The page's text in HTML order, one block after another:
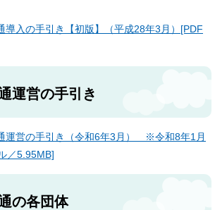
導入の手引き【初版】（平成28年3月）[PDF
運営の手引き
運営の手引き（令和6年3月） ※令和8年1月
／5.95MB]
の各団体